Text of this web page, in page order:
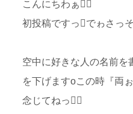
こんにちわぁ
初投稿ですっでゎさっ
空中に好きな人の名前を
を下げますoこの時『両
念じてねっ